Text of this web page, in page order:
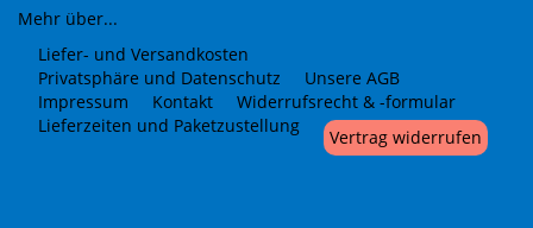
Mehr über...
Liefer- und Versandkosten
Privatsphäre und Datenschutz
Unsere AGB
Impressum
Kontakt
Widerrufsrecht & -formular
Lieferzeiten und Paketzustellung
Vertrag widerrufen